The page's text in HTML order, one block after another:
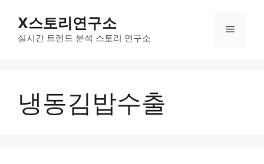
X스토리연구소
실시간 트렌드 분석 스토리 연구소
메
냉동김밥수출